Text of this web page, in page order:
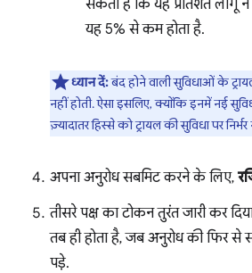
सकता है कि यह प्रतिशत लागू न
यह 5% से कम होता है.
ध्यान दें:बंद होने वाली सुविधाओं के
नहीं होती. ऐसा इसलिए, क्योंकि इनमें नई
ज़्यादातर हिस्से को ट्रायल की सुविधा पर
अपना अनुरोध सबमिट करने के लिए,
तीसरे पक्ष का टोकन तुरंत जारी कर
तब ही होता है, जब अनुरोध की फिर से
पड़े.